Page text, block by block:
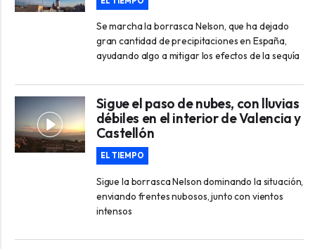
Se marcha la borrasca Nelson, que ha dejado
gran cantidad de precipitaciones en España,
ayudando algo a mitigar los efectos de la sequía
Sigue el paso de nubes, con lluvias
débiles en el interior de Valencia y
Castellón
EL TIEMPO
Sigue la borrasca Nelson dominando la situación,
enviando frentes nubosos, junto con vientos
intensos